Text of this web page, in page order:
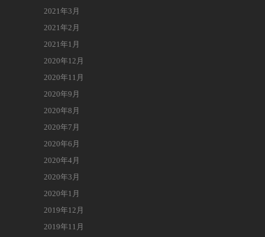
2021年3月
2021年2月
2021年1月
2020年12月
2020年11月
2020年9月
2020年8月
2020年7月
2020年6月
2020年4月
2020年3月
2020年1月
2019年12月
2019年11月